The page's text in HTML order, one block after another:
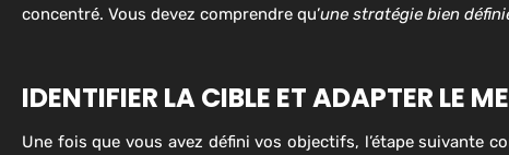
concentré. Vous devez comprendre qu’une stratégie bien
IDENTIFIER LA CIBLE ET ADAPTER LE
Une fois que vous avez défini vos objectifs, l’étape suivante